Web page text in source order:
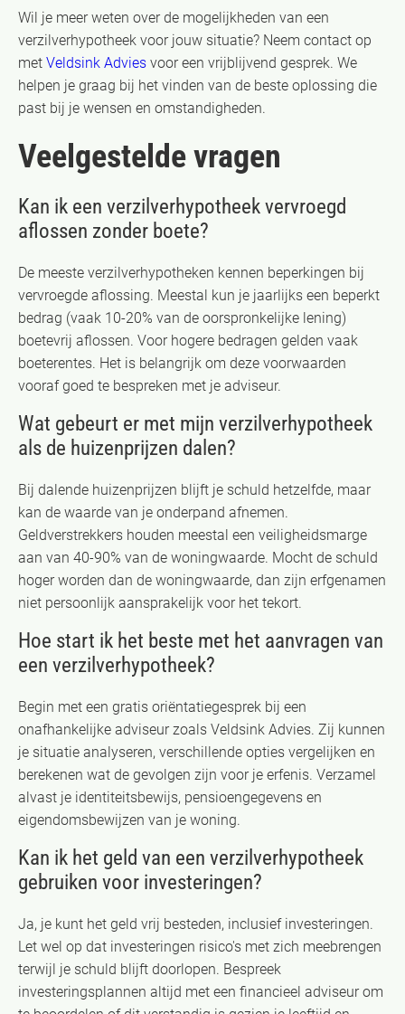
Wil je meer weten over de mogelijkheden van een
verzilverhypotheek voor jouw situatie? Neem contact op
met Veldsink Advies voor een vrijblijvend gesprek. We
helpen je graag bij het vinden van de beste oplossing die
past bij je wensen en omstandigheden.
Veelgestelde vragen
Kan ik een verzilverhypotheek vervroegd
aflossen zonder boete?
De meeste verzilverhypotheken kennen beperkingen bij
vervroegde aflossing. Meestal kun je jaarlijks een beperkt
bedrag (vaak 10-20% van de oorspronkelijke lening)
boetevrij aflossen. Voor hogere bedragen gelden vaak
boeterentes. Het is belangrijk om deze voorwaarden
vooraf goed te bespreken met je adviseur.
Wat gebeurt er met mijn verzilverhypotheek
als de huizenprijzen dalen?
Bij dalende huizenprijzen blijft je schuld hetzelfde, maar
kan de waarde van je onderpand afnemen.
Geldverstrekkers houden meestal een veiligheidsmarge
aan van 40-90% van de woningwaarde. Mocht de schuld
hoger worden dan de woningwaarde, dan zijn erfgenamen
niet persoonlijk aansprakelijk voor het tekort.
Hoe start ik het beste met het aanvragen van
een verzilverhypotheek?
Begin met een gratis oriëntatiegesprek bij een
onafhankelijke adviseur zoals Veldsink Advies. Zij kunnen
je situatie analyseren, verschillende opties vergelijken en
berekenen wat de gevolgen zijn voor je erfenis. Verzamel
alvast je identiteitsbewijs, pensioengegevens en
eigendomsbewijzen van je woning.
Kan ik het geld van een verzilverhypotheek
gebruiken voor investeringen?
Ja, je kunt het geld vrij besteden, inclusief investeringen.
Let wel op dat investeringen risico's met zich meebrengen
terwijl je schuld blijft doorlopen. Bespreek
investeringsplannen altijd met een financieel adviseur om